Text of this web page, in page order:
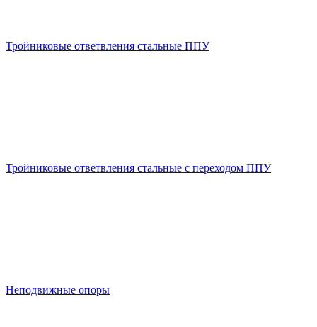
Тройниковые ответвления стальные ППУ
Тройниковые ответвления стальные с переходом ППУ
Неподвижные опоры